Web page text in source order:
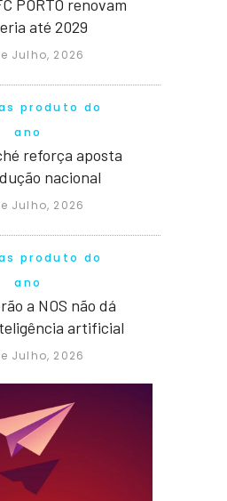
PORTO renovam
até 2029
Julho, 2026
produto do
ano
reforça aposta
nacional
Julho, 2026
produto do
ano
a NOS não dá
artificial
Julho, 2026